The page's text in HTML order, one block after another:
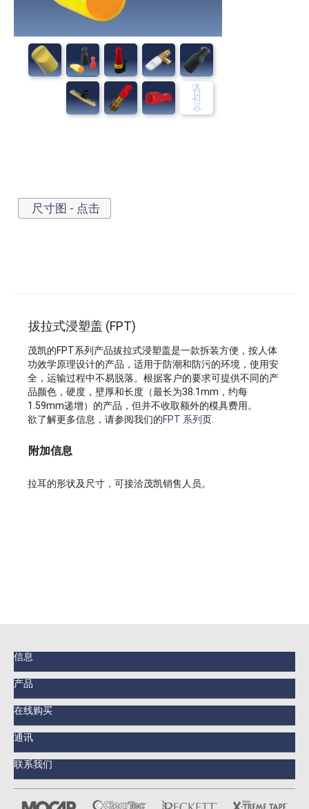
尺寸图 - 点击
拔拉式浸塑盖 (FPT)
茂凯的FPT系列产品拔拉式浸塑盖是一款拆装方便，按人体
功效学原理设计的产品，适用于防潮和防污的环境，使用安
全，运输过程中不易脱落。根据客户的要求可提供不同的产
品颜色，硬度，壁厚和长度（最长为38.1mm，约每
1.59mm递增）的产品，但并不收取额外的模具费用。
欲了解更多信息，请参阅我们的FPT 系列页.
附加信息
拉耳的形状及尺寸，可接洽茂凯销售人员。
信息
产品
在线购买
通讯
联系我们